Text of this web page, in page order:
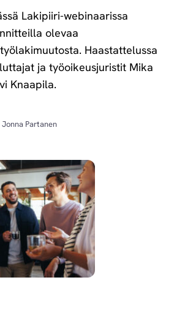
Lakipiiri-webinaarissa
olevaa
Haastattelussa
ja työoikeusjuristit Mika
Knaapila.
Jonna Partanen